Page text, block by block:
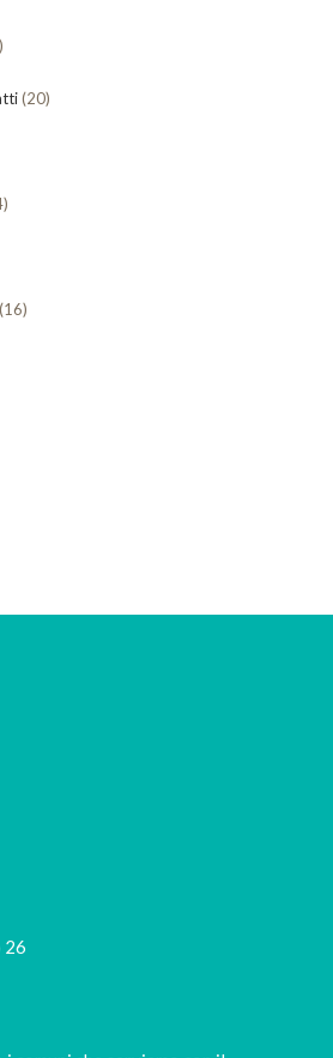
18
2020
24
1616
26